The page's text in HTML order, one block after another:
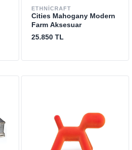
ETHNICRAFT
Cities Mahogany Modern
Farm Aksesuar
25.850 TL